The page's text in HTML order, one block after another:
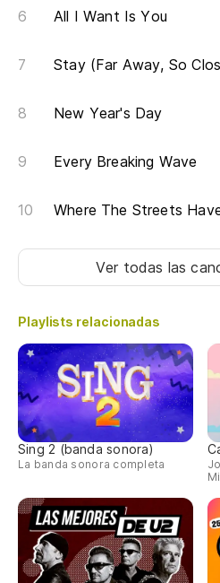
All I Want Is You
Stay (Far Away, So
New Year's Day
Every Breaking Wave
Where The Streets
Ver todas las
Playlists relacionadas
Sing 2 (banda sonora)
La banda sonora completa